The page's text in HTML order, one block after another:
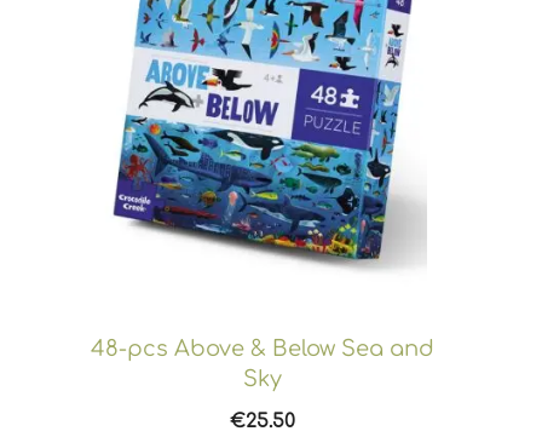
48-pcs Above & Below Sea and
Sky
€25.50